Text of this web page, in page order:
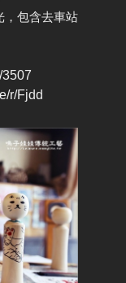
，包含去車站
3507
r/Fjdd